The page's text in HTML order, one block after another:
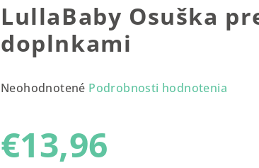
LullaBaby Osuška
doplnkami
Priemerné
je
0,0
Neohodnotené Podrobnosti hodnotenia
€13,96